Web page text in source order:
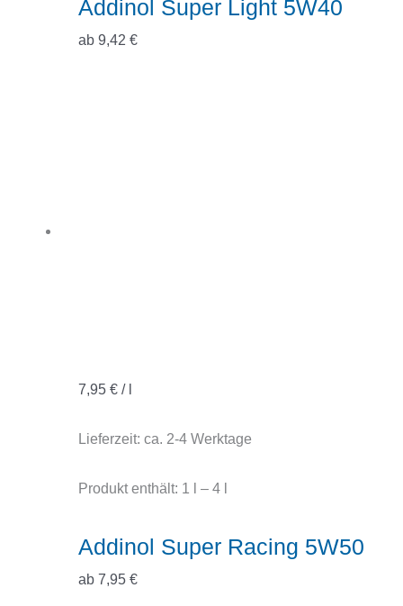
Addinol Super Light 5W40
ab 9,42 €
7,95 €/
Lieferzeit: ca. 2-4 Werktage
Produkt enthält: 1 – 4
Addinol Super Racing 5W50
ab 7,95 €